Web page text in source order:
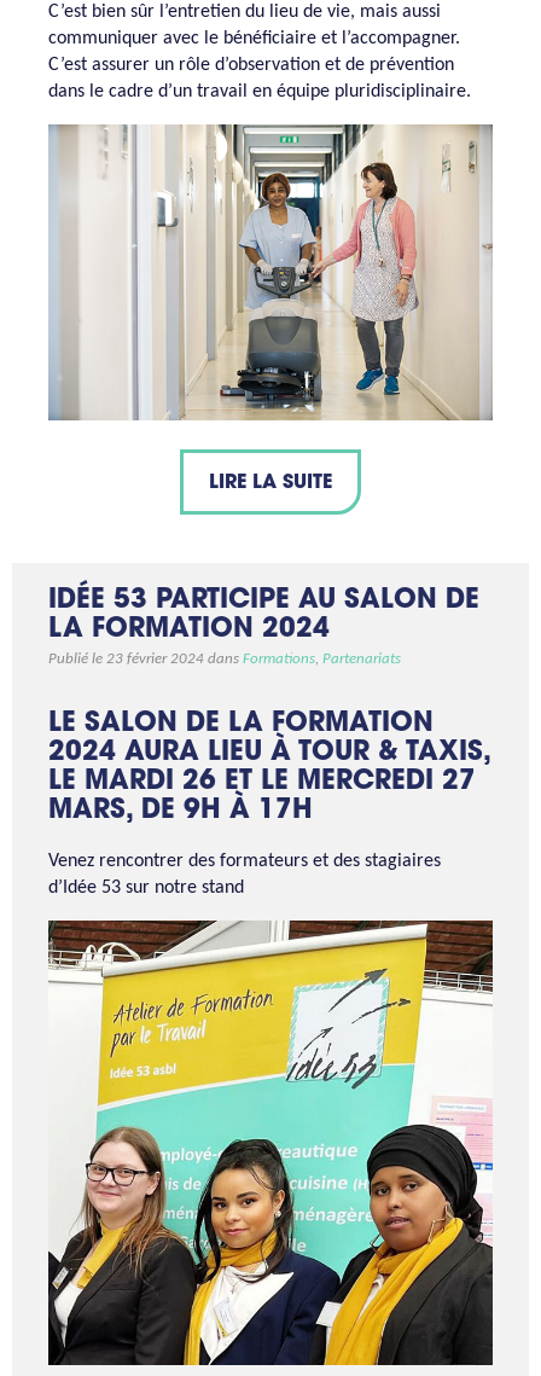
C’est bien sûr l’entretien du lieu de vie, mais aussi
communiquer avec le bénéficiaire et l’accompagner.
C’est assurer un rôle d’observation et de prévention
dans le cadre d’un travail en équipe pluridisciplinaire.
LIRE LA SUITE
IDÉE 53 PARTICIPE AU SALON DE
LA FORMATION 2024
Publié le 23 février 2024 dans Formations, Partenariats
LE SALON DE LA FORMATION
2024 AURA LIEU À TOUR & TAXIS,
LE MARDI 26 ET LE MERCREDI 27
MARS, DE 9H À 17H
Venez rencontrer des formateurs et des stagiaires
d’Idée 53 sur notre stand